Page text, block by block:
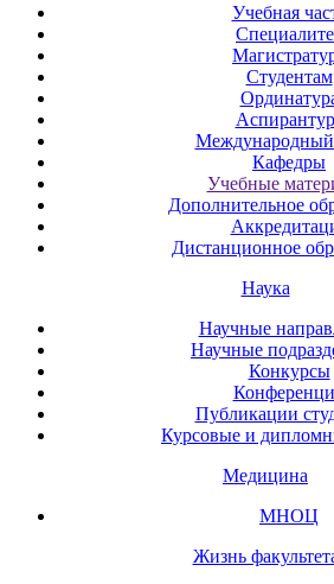
Учебная
Студентам
Международный
Кафедры
Учебные
Дополнительное
Дистанционное
Наука
Научные
Научные
Конкурсы
Публикации
Курсовые и
Медицина
МНОЦ
Жизнь